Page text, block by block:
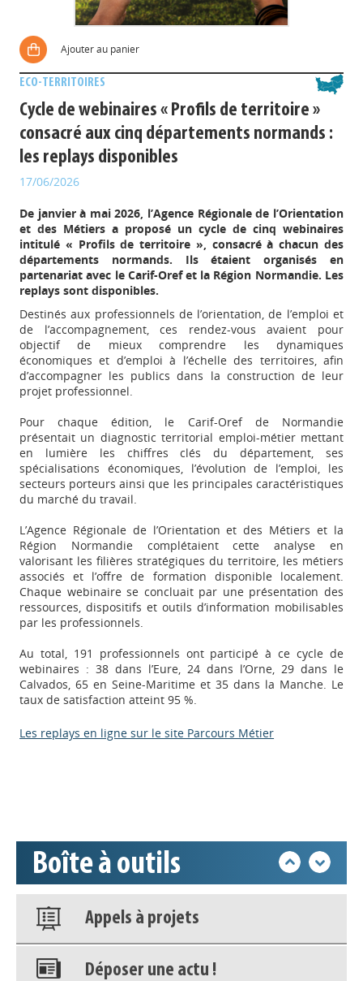
Ajouter au panier
ECO-TERRITOIRES
Cycle de webinaires « Profils de territoire »
consacré aux cinq départements normands :
les replays disponibles
17/06/2026
De janvier à mai 2026, l’Agence Régionale de l’Orientation
et des Métiers a proposé un cycle de cinq webinaires
intitulé « Profils de territoire », consacré à chacun des
départements normands. Ils étaient organisés en
partenariat avec le Carif-Oref et la Région Normandie. Les
replays sont disponibles.
Destinés aux professionnels de l’orientation, de l’emploi et
de l’accompagnement, ces rendez-vous avaient pour
objectif de mieux comprendre les dynamiques
économiques et d’emploi à l’échelle des territoires, afin
d’accompagner les publics dans la construction de leur
projet professionnel.
Pour chaque édition, le Carif-Oref de Normandie
présentait un diagnostic territorial emploi-métier mettant
en lumière les chiffres clés du département, ses
spécialisations économiques, l’évolution de l’emploi, les
secteurs porteurs ainsi que les principales caractéristiques
du marché du travail.
L’Agence Régionale de l’Orientation et des Métiers et la
Région Normandie complétaient cette analyse en
valorisant les filières stratégiques du territoire, les métiers
associés et l’offre de formation disponible localement.
Chaque webinaire se concluait par une présentation des
ressources, dispositifs et outils d’information mobilisables
par les professionnels.
Au total, 191 professionnels ont participé à ce cycle de
webinaires : 38 dans l’Eure, 24 dans l’Orne, 29 dans le
Calvados, 65 en Seine-Maritime et 35 dans la Manche. Le
taux de satisfaction atteint 95 %.
Les replays en ligne sur le site Parcours Métier
Boîte à outils
Appels à projets
Déposer une actu !
Nos veilles Scoop.it
Appels à projets
Déposer une actu !